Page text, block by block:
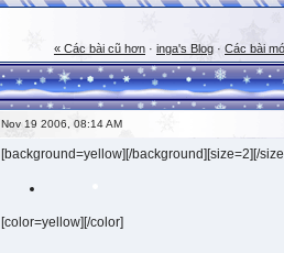
« Các bài cũ hơn · inga's Blog · Các bài
Nov 19 2006, 08:14 AM
[background=yellow][/background][size=2][/
[color=yellow][/color]